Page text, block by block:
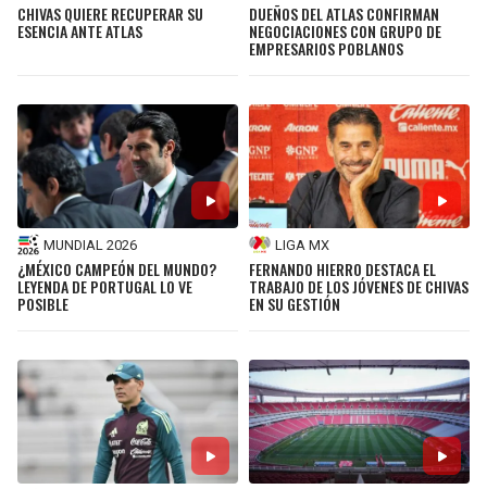
CHIVAS QUIERE RECUPERAR SU
ESENCIA ANTE ATLAS
DUEÑOS DEL ATLAS CONFIRMAN
NEGOCIACIONES CON GRUPO DE
EMPRESARIOS POBLANOS
MUNDIAL 2026
¿MÉXICO CAMPEÓN DEL MUNDO?
LEYENDA DE PORTUGAL LO VE
POSIBLE
LIGA MX
FERNANDO HIERRO DESTACA EL
TRABAJO DE LOS JÓVENES DE CHIVAS
EN SU GESTIÓN